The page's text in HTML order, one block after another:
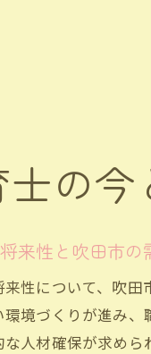
の今
来性と吹田市の
性について、吹
境づくりが進み
人材確保が求めら